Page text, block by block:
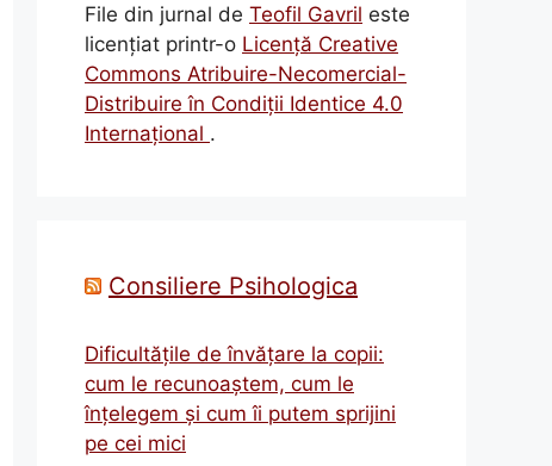
File din jurnal de Teofil Gavril este
licenţiat printr-o Licenţă Creative
Commons Atribuire-Necomercial-
Distribuire în Condiţii Identice 4.0
Internațional .
Consiliere Psihologica
Dificultățile de învățare la copii:
cum le recunoaștem, cum le
înțelegem și cum îi putem sprijini
pe cei mici